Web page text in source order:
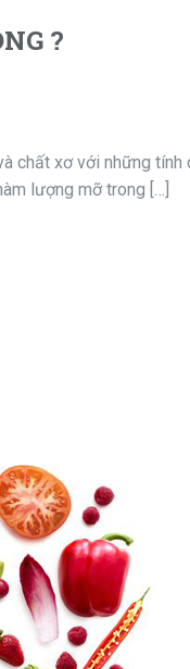
?
chất xơ với những
lượng mỡ trong […]